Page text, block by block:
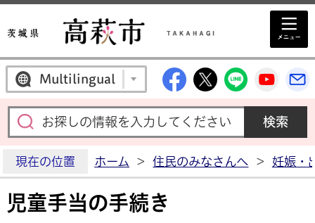
Multilingual 高萩市公式
高萩市公式X
高萩市
高
現在の位置 ホーム > 住民のみなさんへ > 妊娠・
児童手当の手続き